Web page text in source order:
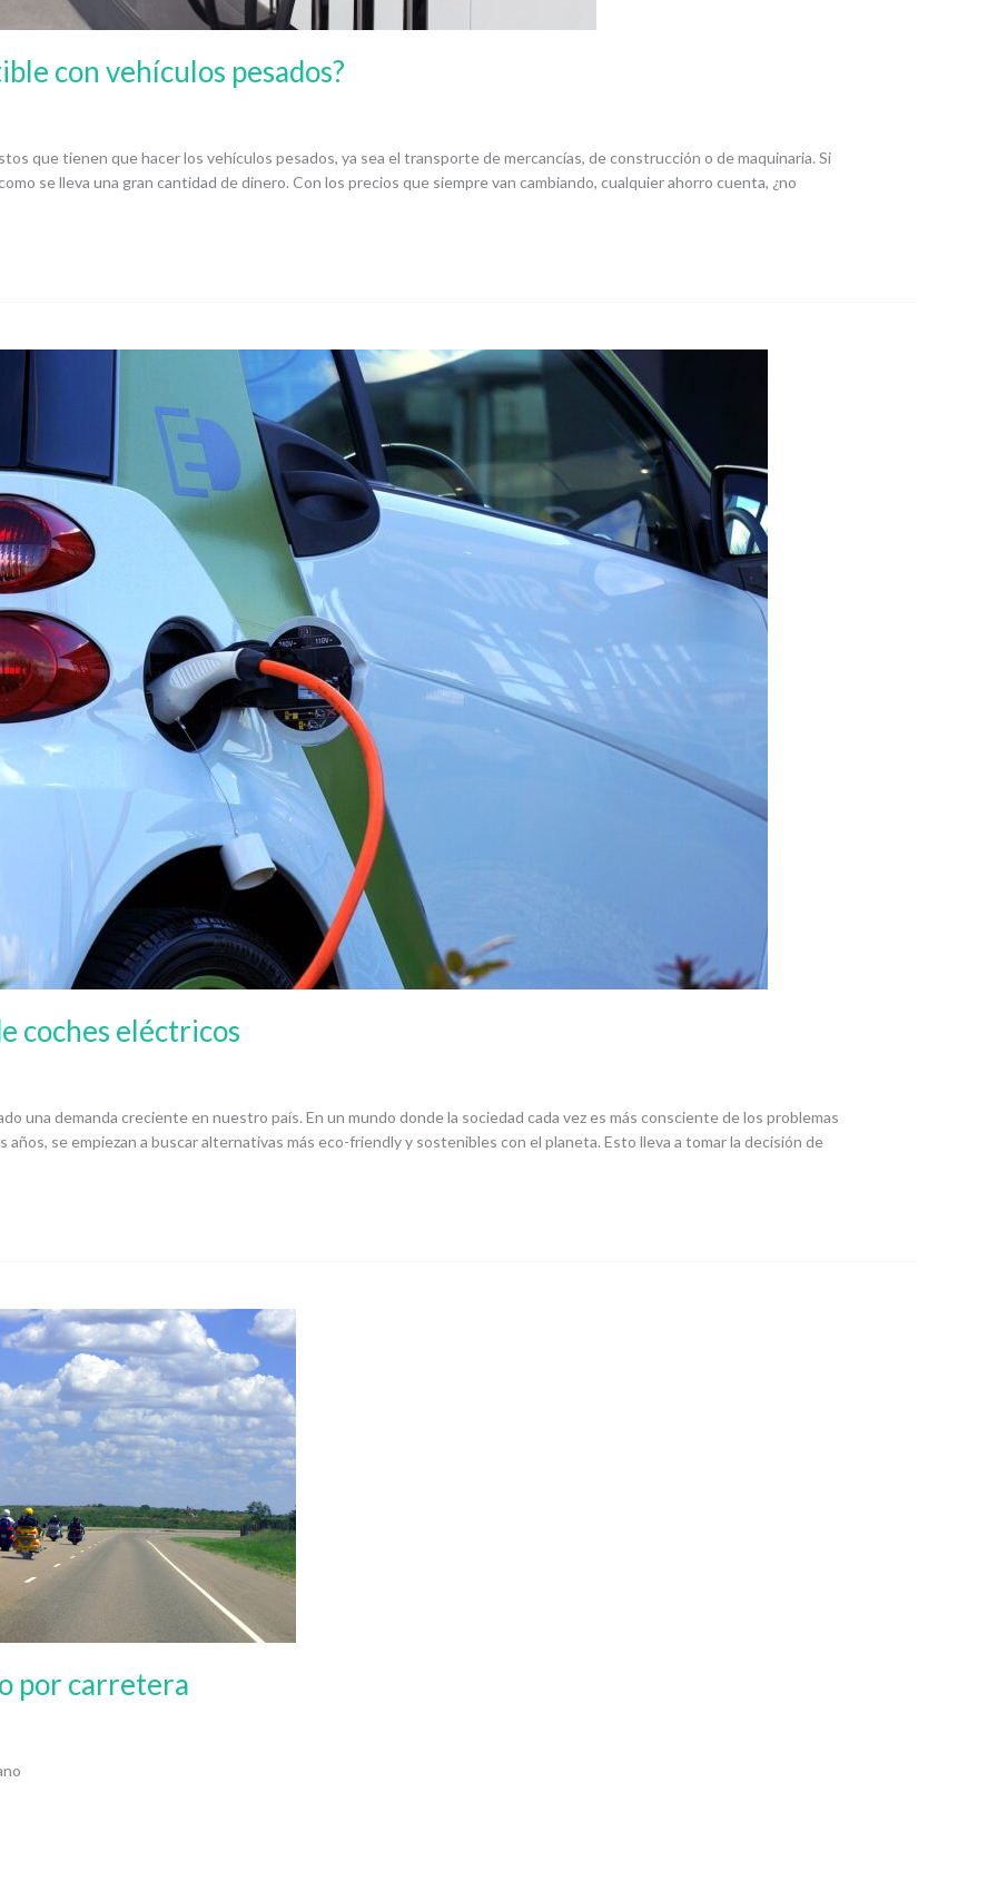
con vehículos pesados?
que tienen que hacer los vehículos pesados, ya sea el transporte de mercancías, de construcción o de maquinaria. Si
se lleva una gran cantidad de dinero. Con los precios que siempre van cambiando, cualquier ahorro cuenta, ¿no
coches eléctricos
una demanda creciente en nuestro país. En un mundo donde la sociedad cada vez es más consciente de los problemas
se empiezan a buscar alternativas más eco-friendly y sostenibles con el planeta. Esto lleva a tomar la decisión de
por carretera